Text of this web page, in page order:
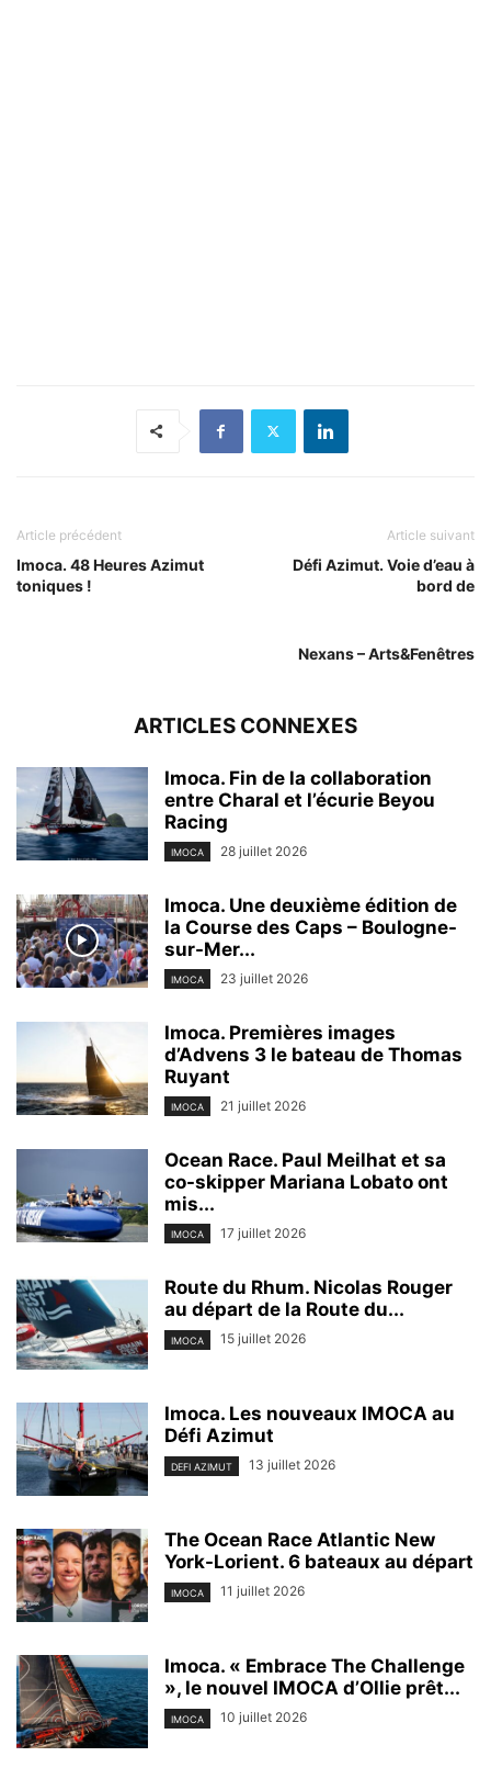
Article précédent
Imoca. 48 Heures Azimut
toniques !
Article suivant
Défi Azimut. Voie d’eau à
bord de
Nexans – Arts&Fenêtres
ARTICLES CONNEXES
Imoca. Fin de la collaboration
entre Charal et l’écurie Beyou
Racing
IMOCA 28 juillet 2026
Imoca. Une deuxième édition de
la Course des Caps – Boulogne-
sur-Mer...
IMOCA 23 juillet 2026
Imoca. Premières images
d’Advens 3 le bateau de Thomas
Ruyant
IMOCA 21 juillet 2026
Ocean Race. Paul Meilhat et sa
co-skipper Mariana Lobato ont
mis...
IMOCA 17 juillet 2026
Route du Rhum. Nicolas Rouger
au départ de la Route du...
IMOCA 15 juillet 2026
Imoca. Les nouveaux IMOCA au
Défi Azimut
DEFI AZIMUT 13 juillet 2026
The Ocean Race Atlantic New
York-Lorient. 6 bateaux au départ
IMOCA 11 juillet 2026
Imoca. « Embrace The Challenge
», le nouvel IMOCA d’Ollie prêt...
IMOCA 10 juillet 2026